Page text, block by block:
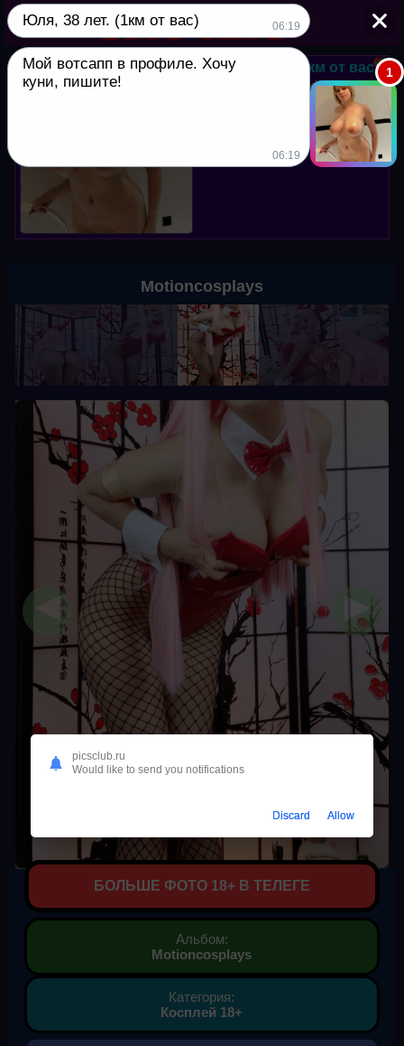
Юля, 38 лет. (1км от вас)
Мой вотсапп в профиле. Хочу
Motioncosplays
◀ ▶
БОЛЬШЕ ФОТО 18+ В ТЕЛЕГЕ
Альбом:
Motioncosplays
Категория:
Косплей 18+
Юля, 38 лет. (1км от вас) 06:19
Мой вотсапп в профиле. Хочу
куни, пишите!
06:19
1
picsclub.ru
Would like to send you notifications
Discard Allow